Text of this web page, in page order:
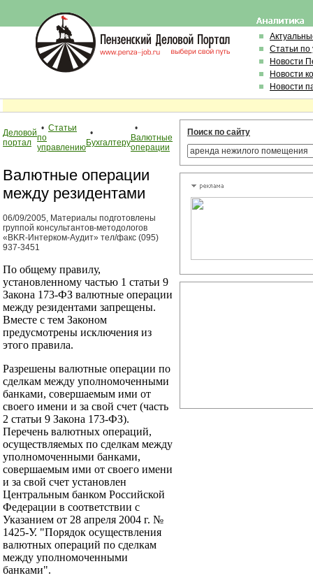
Статьи по
Новости
Новости
Новости
Деловой
портал
• Статьи
по
управлению
•
Бухгалтеру
•
Валютные
операции
Валютные операции
между резидентами
06/09/2005, Материалы подготовлены
группой консультантов-методологов
«BKR-Интерком-Аудит» тел/факс (095)
937-3451
По общему правилу,
установленному частью 1 статьи 9
Закона 173-ФЗ валютные операции
между резидентами запрещены.
Вместе с тем Законом
предусмотрены исключения из
этого правила.
Разрешены валютные операции по
сделкам между уполномоченными
банками, совершаемым ими от
своего имени и за свой счет (часть
2 статьи 9 Закона 173-ФЗ).
Перечень валютных операций,
осуществляемых по сделкам между
уполномоченными банками,
совершаемым ими от своего имени
и за свой счет установлен
Центральным банком Российской
Федерации в соответствии с
Указанием от 28 апреля 2004 г. №
1425-У. "Порядок осуществления
валютных операций по сделкам
между уполномоченными
банками".
Поиск по сайту